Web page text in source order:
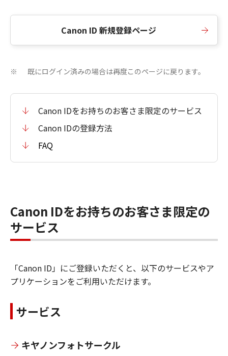
Canon ID 新規登録ページ
※ 既にログイン済みの場合は再度このページに戻ります。
Canon IDをお持ちのお客さま限定のサービス
Canon IDの登録方法
FAQ
Canon IDをお持ちのお客さま限定の
サービス
「Canon ID」にご登録いただくと、以下のサービスやア
プリケーションをご利用いただけます。
サービス
キヤノンフォトサークル